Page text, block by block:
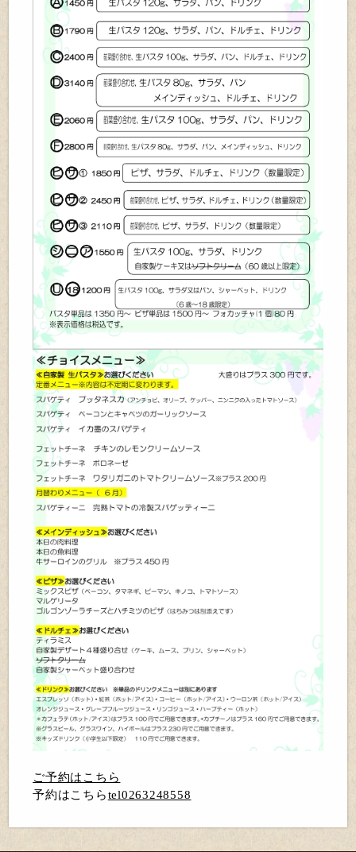
ご予約はこちら
予約はこちらtel0263248558